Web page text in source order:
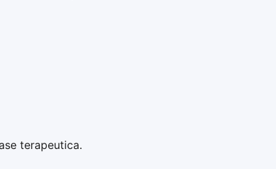
terapeutica.